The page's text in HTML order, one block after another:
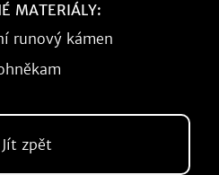
MATERIÁLY:
runový kámen
zpět